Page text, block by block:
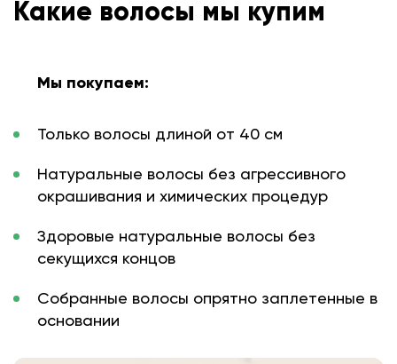
Какие волосы мы купим
Мы покупаем:
Только волосы длиной от 40 см
Натуральные волосы без агрессивного
окрашивания и химических процедур
Здоровые натуральные волосы без
секущихся концов
Собранные волосы опрятно заплетенные в
основании